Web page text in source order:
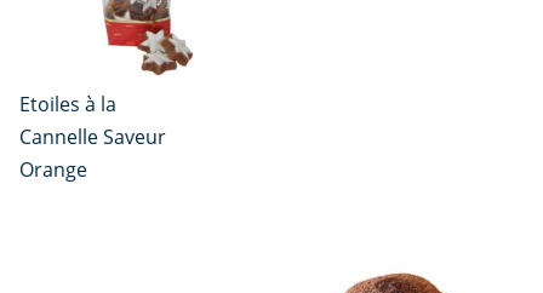
Etoiles à la
Cannelle Saveur
Orange